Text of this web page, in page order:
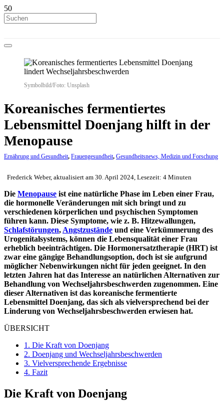
Symbolbild/Foto: Unsplash
Koreanisches fermentiertes
Lebensmittel Doenjang hilft in der
Menopause
Ernährung und Gesundheit, Frauengesundheit, Gesundheitsnews, Medizin und Forschung
Frederick Weber, aktualisiert am 30. April 2024, Lesezeit: 4 Minuten
Die Menopause ist eine natürliche Phase im Leben einer Frau,
die hormonelle Veränderungen mit sich bringt und zu
verschiedenen körperlichen und psychischen Symptomen
führen kann. Diese Symptome, wie z. B. Hitzewallungen,
Schlafstörungen, Angstzustände und eine Verkümmerung des
Urogenitalsystems, können die Lebensqualität einer Frau
erheblich beeinträchtigen. Die Hormonersatztherapie (HRT) ist
zwar eine gängige Behandlungsoption, doch ist sie aufgrund
möglicher Nebenwirkungen nicht für jeden geeignet. In den
letzten Jahren hat das Interesse an natürlichen Alternativen zur
Behandlung von Wechseljahrsbeschwerden zugenommen. Eine
dieser Alternativen ist das koreanische fermentierte
Lebensmittel Doenjang, das sich als vielversprechend bei der
Linderung von Wechseljahrsbeschwerden erwiesen hat.
ÜBERSICHT
1. Die Kraft von Doenjang
2. Doenjang und Wechseljahrsbeschwerden
3. Vielversprechende Ergebnisse
4. Fazit
Die Kraft von Doenjang